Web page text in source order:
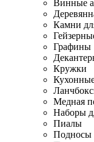
Винные
Камни
Графины
Кружки
Медная
Наборы
Пиалы
Подносы